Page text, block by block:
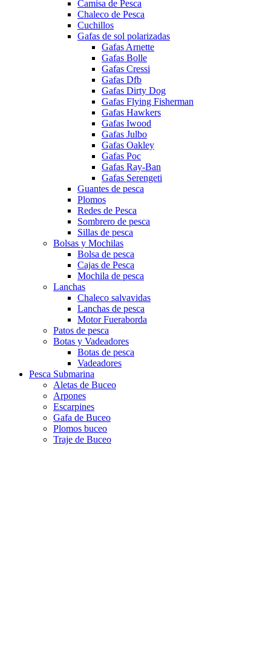
Camisa de Pesca
Chaleco de Pesca
Cuchillos
Gafas de sol polarizadas
Gafas Arnette
Gafas Bolle
Gafas Cressi
Gafas Dfb
Gafas Dirty Dog
Gafas Flying Fisherman
Gafas Hawkers
Gafas Iwood
Gafas Julbo
Gafas Oakley
Gafas Poc
Gafas Ray-Ban
Gafas Serengeti
Guantes de pesca
Plomos
Redes de Pesca
Sombrero de pesca
Sillas de pesca
Bolsas y Mochilas
Bolsa de pesca
Cajas de Pesca
Mochila de pesca
Lanchas
Chaleco salvavidas
Lanchas de pesca
Motor Fueraborda
Patos de pesca
Botas y Vadeadores
Botas de pesca
Vadeadores
Pesca Submarina
Aletas de Buceo
Arpones
Escarpines
Gafa de Buceo
Plomos buceo
Traje de Buceo